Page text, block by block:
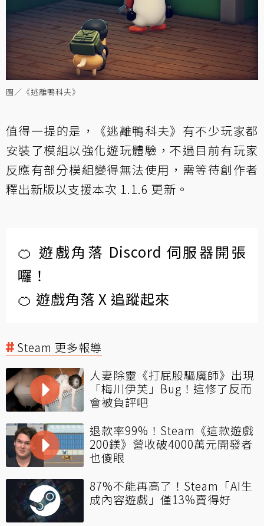
圖／《逃離鴨科夫》
值得一提的是，《逃離鴨科夫》有不少玩家都
安裝了模組以強化遊玩體驗，不過目前有玩家
反應有部分模組變得無法使用，需等待創作者
釋出新版以支援本次 1.1.6 更新。
🍊 遊戲角落 Discord 伺服器開張
囉！
🍊 遊戲角落 X 追蹤起來
Steam 更多報導
人妻除靈《打屁股驅魔師》出現
「梅川伊芙」Bug！這修了反而
會被負評吧
退款率99%！Steam《這款遊戲
200鎂》營收破4000萬元開發者
也傻眼
87%不能再高了！Steam「AI生
成內容遊戲」僅13%賣得好